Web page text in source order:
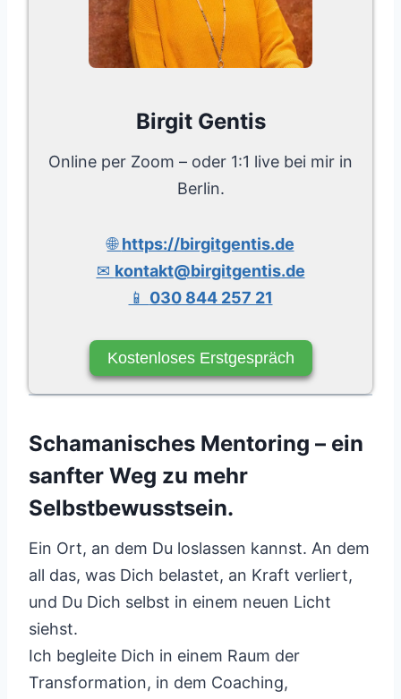
Birgit Gentis
Online per Zoom – oder 1:1 live bei mir in
Berlin.
🌐https://birgitgentis.de
✉ kontakt@birgitgentis.de
📱 030 844 257 21
Kostenloses Erstgespräch
Schamanisches Mentoring – ein
sanfter Weg zu mehr
Selbstbewusstsein.
Ein Ort, an dem Du loslassen kannst. An dem
all das, was Dich belastet, an Kraft verliert,
und Du Dich selbst in einem neuen Licht
siehst.
Ich begleite Dich in einem Raum der
Transformation, in dem Coaching,